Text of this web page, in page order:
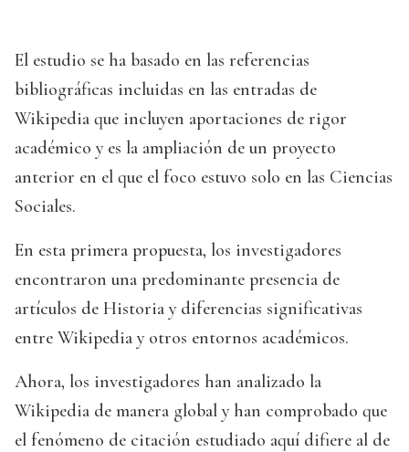
El estudio se ha basado en las referencias
bibliográficas incluidas en las entradas de
Wikipedia que incluyen aportaciones de rigor
académico y es la ampliación de un proyecto
anterior en el que el foco estuvo solo en las Ciencias
Sociales.
En esta primera propuesta, los investigadores
encontraron una predominante presencia de
artículos de Historia y diferencias significativas
entre Wikipedia y otros entornos académicos.
Ahora, los investigadores han analizado la
Wikipedia de manera global y han comprobado que
el fenómeno de citación estudiado aquí difiere al de